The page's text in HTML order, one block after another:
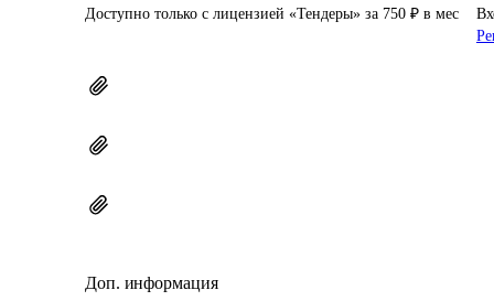
Доступно только с лицензией «Тендеры» за 750 ₽ в мес
Доп. информация